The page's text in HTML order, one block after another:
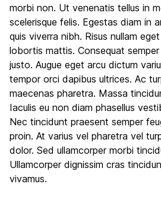
morbi non. Ut venenatis tellus in
scelerisque felis. Egestas diam in
quis viverra nibh. Risus nullam
lobortis mattis. Consequat
justo. Augue eget arcu dictum
tempor orci dapibus ultrices. Ac
maecenas pharetra. Massa
Iaculis eu non diam phasellus
Nec tincidunt praesent semper
proin. At varius vel pharetra vel
dolor. Sed ullamcorper morbi
Ullamcorper dignissim cras
vivamus.